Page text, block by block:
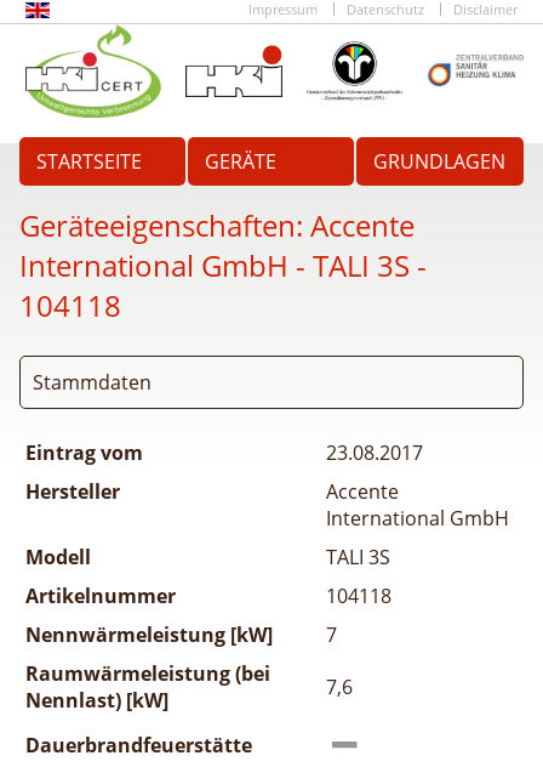
Impressum Datenschutz Disclaimer
STARTSEITE GERÄTE GRUNDLAGEN
Geräteeigenschaften: Accente
International GmbH - TALI 3S -
104118
Stammdaten
Eintrag vom
23.08.2017
Hersteller
Accente
International GmbH
Modell
TALI 3S
Artikelnummer
104118
Nennwärmeleistung [kW]
7
Raumwärmeleistung (bei
Nennlast) [kW]
7,6
Dauerbrandfeuerstätte